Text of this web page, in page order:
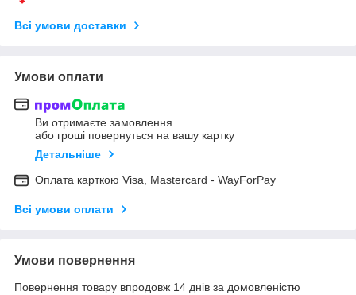
Всі умови доставки
Умови оплати
Ви отримаєте замовлення
або гроші повернуться на вашу картку
Детальніше
Оплата карткою Visa, Mastercard - WayForPay
Всі умови оплати
Умови повернення
Повернення товару впродовж 14 днів за домовленістю